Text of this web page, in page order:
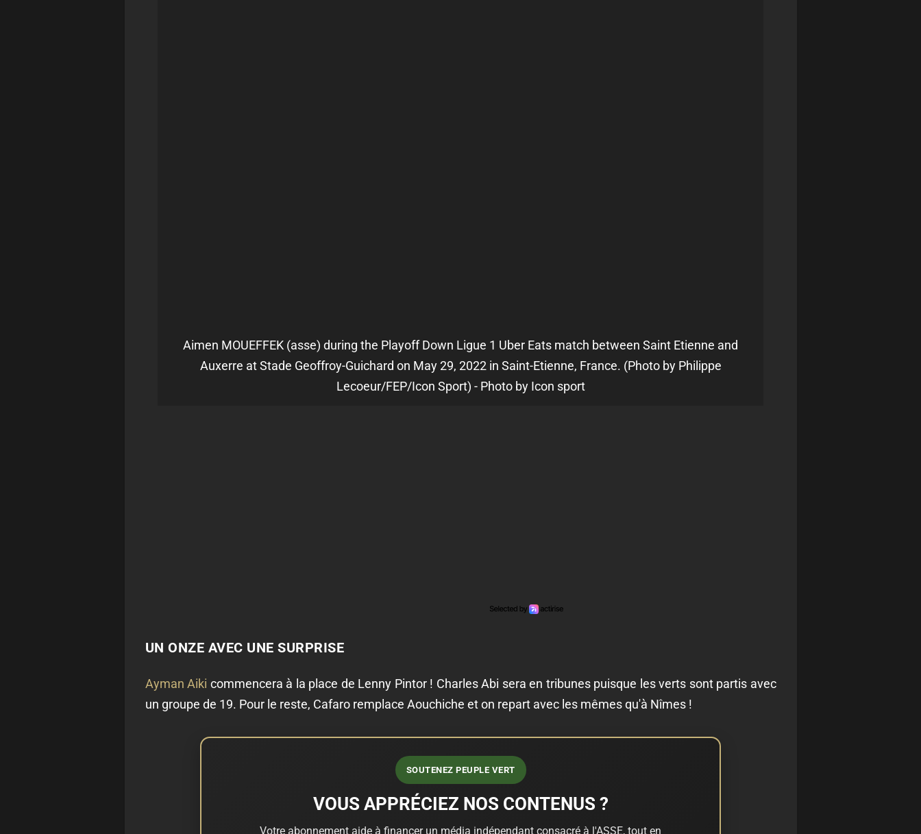
Aimen MOUEFFEK (asse) during the Playoff Down Ligue 1 Uber Eats match between Saint Etienne and
Auxerre at Stade Geoffroy-Guichard on May 29, 2022 in Saint-Etienne, France. (Photo by Philippe
Lecoeur/FEP/Icon Sport) - Photo by Icon sport
UN ONZE AVEC UNE SURPRISE
Ayman Aiki commencera à la place de Lenny Pintor ! Charles Abi sera en tribunes puisque les verts sont partis avec
un groupe de 19. Pour le reste, Cafaro remplace Aouchiche et on repart avec les mêmes qu'à Nîmes !
SOUTENEZ PEUPLE VERT
VOUS APPRÉCIEZ NOS CONTENUS ?
Votre abonnement aide à financer un média indépendant consacré à l'ASSE, tout en